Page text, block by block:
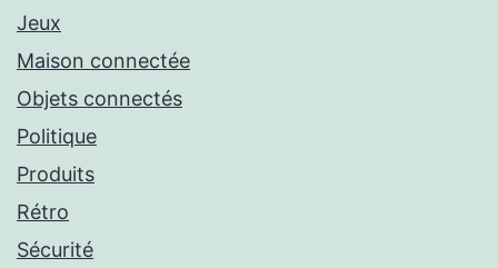
Jeux
Maison connectée
Objets connectés
Politique
Produits
Rétro
Sécurité